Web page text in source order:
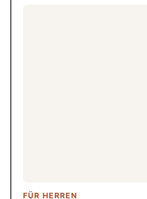
FÜR HERREN